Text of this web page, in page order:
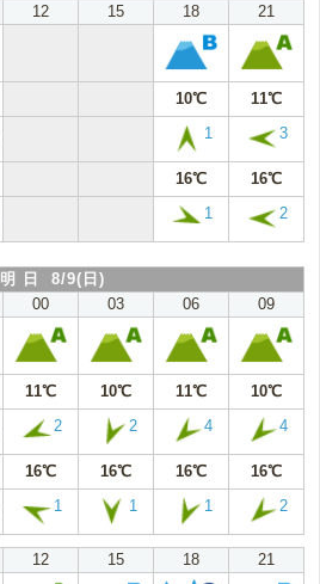
12 15 18 21
10℃ 11℃
1 3
16℃ 16℃
1 2
明 日 8/9(日)
00 03 06 09
11℃ 10℃ 11℃ 10℃
2 2 4 4
16℃ 16℃ 16℃ 16℃
1 1 1 2
12 15 18 21